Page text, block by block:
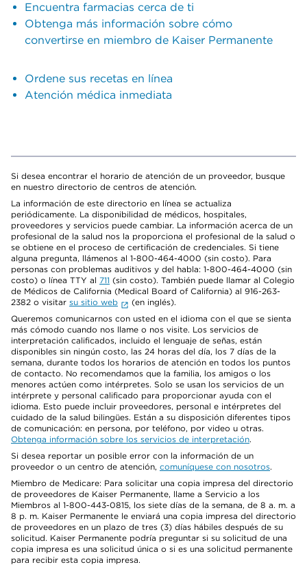
Encuentra farmacias cerca de ti
Obtenga más información sobre cómo
convertirse en miembro de Kaiser Permanente
Ordene sus recetas en línea
Atención médica inmediata
Si desea encontrar el horario de atención de un proveedor, busque
en nuestro directorio de centros de atención.
La información de este directorio en línea se actualiza
periódicamente. La disponibilidad de médicos, hospitales,
proveedores y servicios puede cambiar. La información acerca de un
profesional de la salud nos la proporciona el profesional de la salud o
se obtiene en el proceso de certificación de credenciales. Si tiene
alguna pregunta, llámenos al 1-800-464-4000 (sin costo). Para
personas con problemas auditivos y del habla: 1-800-464-4000 (sin
costo) o línea TTY al 711 (sin costo). También puede llamar al Colegio
de Médicos de California (Medical Board of California) al 916-263-
2382 o visitar su sitio web
(en inglés).
Queremos comunicarnos con usted en el idioma con el que se sienta
más cómodo cuando nos llame o nos visite. Los servicios de
interpretación calificados, incluido el lenguaje de señas, están
disponibles sin ningún costo, las 24 horas del día, los 7 días de la
semana, durante todos los horarios de atención en todos los puntos
de contacto. No recomendamos que la familia, los amigos o los
menores actúen como intérpretes. Solo se usan los servicios de un
intérprete y personal calificado para proporcionar ayuda con el
idioma. Esto puede incluir proveedores, personal e intérpretes del
cuidado de la salud bilingües. Están a su disposición diferentes tipos
de comunicación: en persona, por teléfono, por video u otras.
Obtenga información sobre los servicios de interpretación.
Si desea reportar un posible error con la información de un
proveedor o un centro de atención, comuníquese con nosotros.
Miembro de Medicare: Para solicitar una copia impresa del directorio
de proveedores de Kaiser Permanente, llame a Servicio a los
Miembros al 1-800-443-0815, los siete días de la semana, de 8 a. m. a
8 p. m. Kaiser Permanente le enviará una copia impresa del directorio
de proveedores en un plazo de tres (3) días hábiles después de su
solicitud. Kaiser Permanente podría preguntar si su solicitud de una
copia impresa es una solicitud única o si es una solicitud permanente
para recibir esta copia impresa.